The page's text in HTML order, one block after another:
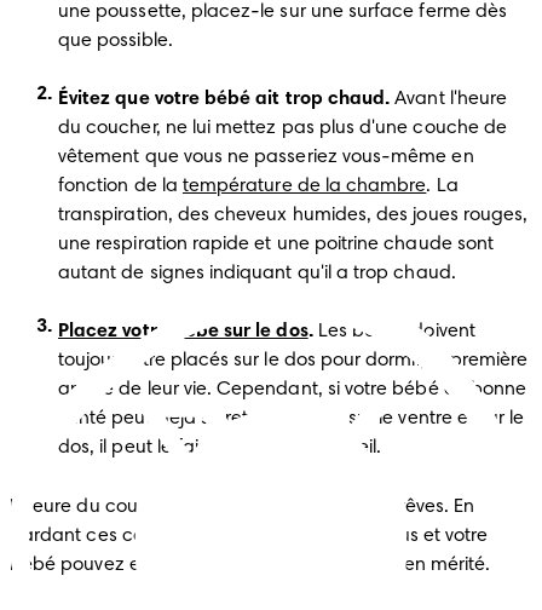
une poussette, placez-le sur une surface ferme dès
que possible.
Évitez que votre bébé ait trop chaud. Avant l'heure
du coucher, ne lui mettez pas plus d'une couche de
vêtement que vous ne passeriez vous-même en
fonction de la température de la chambre. La
transpiration, des cheveux humides, des joues rouges,
une respiration rapide et une poitrine chaude sont
autant de signes indiquant qu'il a trop chaud.
Placez votre bébé sur le dos. Les bébés doivent
toujours être placés sur le dos pour dormir, la première
année de leur vie. Cependant, si votre bébé en bonne
santé peut déjà se retourner seul sur le ventre et sur le
dos, il peut le faire dans son sommeil.
L’heure du coucher doit être emplie de doux rêves. En
gardant ces conseils de sécurité à l’esprit, vous et votre
bébé pouvez entamer une nuit de sommeil bien mérité.